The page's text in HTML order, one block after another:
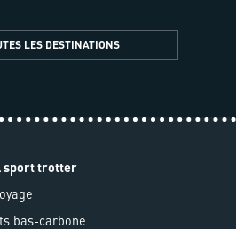
LES DESTINATIONS
sport trotter
bas-carbone